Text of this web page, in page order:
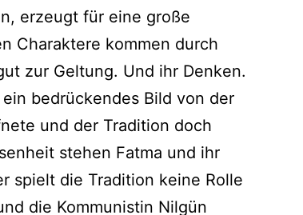
erzeugt für eine große
Charaktere kommen durch
zur Geltung. Und ihr Denken.
bedrückendes Bild von der
und der Tradition doch
stehen Fatma und ihr
spielt die Tradition keine Rolle
die Kommunistin Nilgün